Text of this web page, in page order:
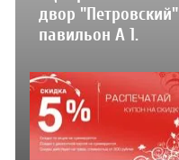
двор "Петровский"
павильон А 1.